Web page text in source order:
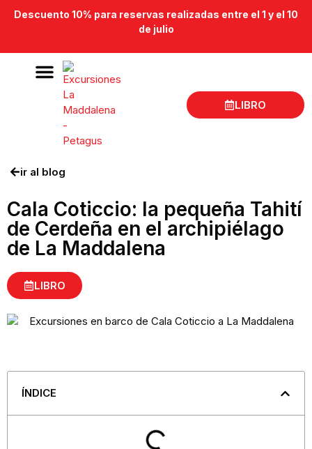
Descuento 10% para reservas realizadas entre el 1 y el 10
de julio
LIBRO
ir al blog
Cala Coticcio: la pequeña Tahití
de Cerdeña en el archipiélago
de La Maddalena
LIBRO
ÍNDICE